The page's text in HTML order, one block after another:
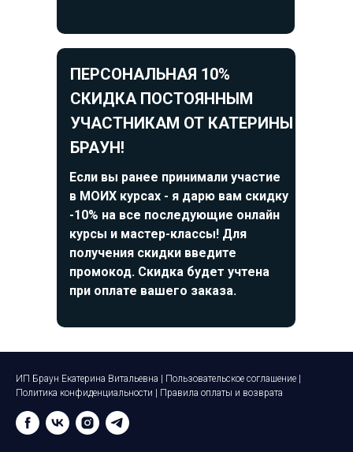
ПЕРСОНАЛЬНАЯ 10%
СКИДКА ПОСТОЯННЫМ
УЧАСТНИКАМ ОТ КАТЕРИНЫ
БРАУН!
Если вы ранее принимали участие
в МОИХ курсах - я дарю вам скидку
-10% на все последующие онлайн
курсы и мастер-классы! Для
получения скидки введите
промокод. Скидка будет учтена
при оплате вашего заказа.
ИП Браун Екатерина Витальевна | Пользовательское соглашение
Политика конфиденциальности
Правила оплаты и возврата